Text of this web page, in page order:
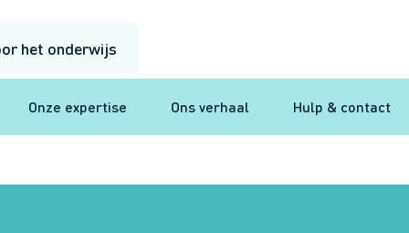
het onderwijs
Onze expertise Ons verhaal Hulp & contact